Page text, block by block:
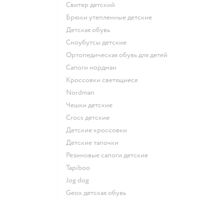
Свитер детский
Брюки утепленные детские
Детская обувь
Сноубутсы детские
Ортопедическая обувь для детей
Сапоги нордман
Кроссовки светящиеся
Nordman
Чешки детские
Crocs детские
Детские кроссовки
Детские тапочки
Резиновые сапоги детские
Tapiboo
Jog dog
Geox детская обувь